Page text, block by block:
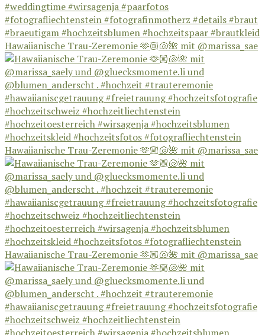
Hawaiianische Trau-Zeremonie 🫶🏼🐚🌺 mit @marissa_sae
Hawaiianische Trau-Zeremonie 🫶🏼🐚🌺 mit @marissa_sae
Hawaiianische Trau-Zeremonie 🫶🏼🐚🌺 mit @marissa_sae